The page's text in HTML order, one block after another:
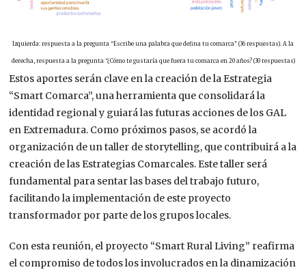
Izquierda: respuesta a la pregunta “Escribe una palabra que defina tu comarca” (36 respuestas). A la
derecha, respuesta a la pregunta “¿Cómo te gustaría que fuera tu comarca en 20 años? (30 respuestas)
Estos aportes serán clave en la creación de la Estrategia
“Smart Comarca”, una herramienta que consolidará la
identidad regional y guiará las futuras acciones de los GAL
en Extremadura. Como próximos pasos, se acordó la
organización de un taller de storytelling, que contribuirá a la
creación de las Estrategias Comarcales. Este taller será
fundamental para sentar las bases del trabajo futuro,
facilitando la implementación de este proyecto
transformador por parte de los grupos locales.
Con esta reunión, el proyecto “Smart Rural Living” reafirma
el compromiso de todos los involucrados en la dinamización